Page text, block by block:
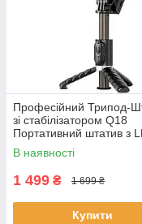
Професійний Трипод-
зі стабілізатором Q18
Портативний штатив з
підсвічуванням Чорний
В наявності
1 499 ₴ 1 699 ₴
Купити